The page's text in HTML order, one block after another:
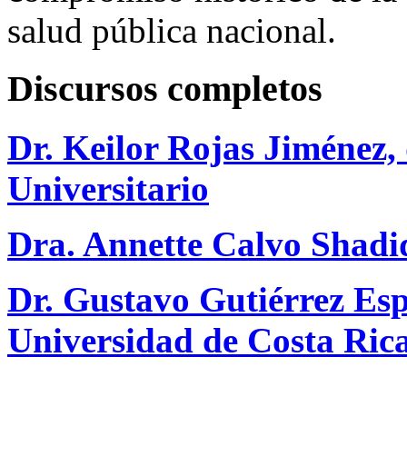
salud pública nacional.
Discursos completos
Dr. Keilor Rojas
Universitario
Dra. Annette Calvo
Dr. Gustavo Gutiérrez
Universidad de Costa